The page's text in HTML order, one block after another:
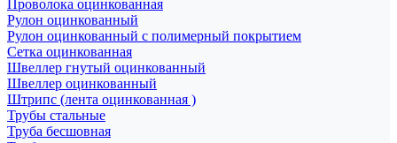
Проволока оцинкованная
Рулон оцинкованный
Рулон оцинкованный с полимерный покрытием
Сетка оцинкованная
Швеллер гнутый оцинкованный
Швеллер оцинкованный
Штрипс (лента оцинкованная )
Трубы стальные
Труба бесшовная